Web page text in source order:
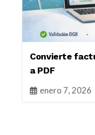
Convierte
a PDF
enero 7, 2026